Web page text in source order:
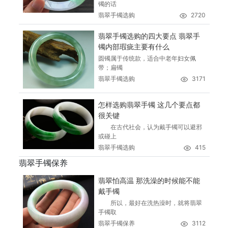
镯的话
翡翠手镯选购
2720
翡翠手镯选购的四大要点 翡翠手
镯内部瑕疵主要有什么
圆镯属于传统款，适合中老年妇女佩
带；扁镯
翡翠手镯选购
3171
怎样选购翡翠手镯 这几个要点都
很关键
在古代社会，认为戴手镯可以避邪
或碰上
翡翠手镯选购
415
翡翠手镯保养
翡翠怕高温 那洗澡的时候能不能
戴手镯
所以，最好在洗热澡时，就将翡翠
手镯取
翡翠手镯保养
3112